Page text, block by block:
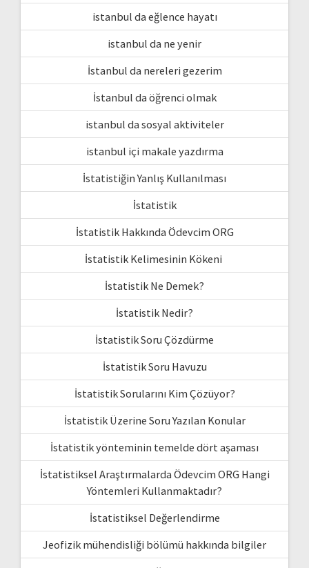
istanbul da eğlence hayatı
istanbul da ne yenir
İstanbul da nereleri gezerim
İstanbul da öğrenci olmak
istanbul da sosyal aktiviteler
istanbul içi makale yazdırma
İstatistiğin Yanlış Kullanılması
İstatistik
İstatistik Hakkında Ödevcim ORG
İstatistik Kelimesinin Kökeni
İstatistik Ne Demek?
İstatistik Nedir?
İstatistik Soru Çözdürme
İstatistik Soru Havuzu
İstatistik Sorularını Kim Çözüyor?
İstatistik Üzerine Soru Yazılan Konular
İstatistik yönteminin temelde dört aşaması
İstatistiksel Araştırmalarda Ödevcim ORG Hangi
Yöntemleri Kullanmaktadır?
İstatistiksel Değerlendirme
Jeofizik mühendisliği bölümü hakkında bilgiler